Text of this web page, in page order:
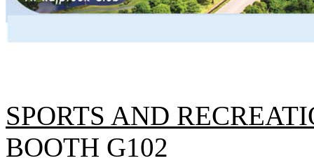
SPORTS AND
BOOTH G102